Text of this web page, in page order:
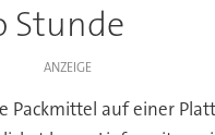
Stunde
ANZEIGE
Packmittel auf einer